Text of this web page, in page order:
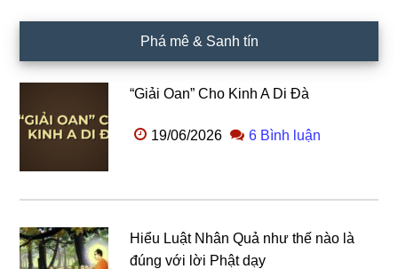
Phá mê & Sanh tín
“Giải Oan” Cho Kinh A Di Đà
19/06/2026 6 Bình luận
Hiểu Luật Nhân Quả như thế nào là
đúng với lời Phật dạy